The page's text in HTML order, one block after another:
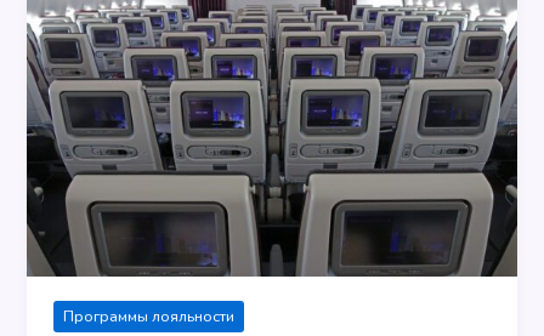
Программы лояльности